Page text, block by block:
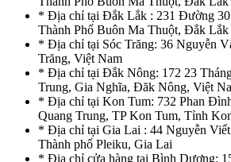
* Địa chỉ tại Đắk Lắk : 231 Đường
Thành Phố Buôn Ma Thuột, Đắk Lắk
* Địa chỉ tại Sóc Trăng: 36 Nguyễn
Trăng, Việt Nam
* Địa chỉ tại Đắk Nông: 172 23
Trung, Gia Nghĩa, Đăk Nông, Việt
* Địa chỉ tại Kon Tum: 732 Phan
Quang Trung, TP Kon Tum, Tỉnh
* Địa chỉ tại Gia Lai : 44 Nguyễn
Thành phố Pleiku, Gia Lai
* Địa chỉ cửa hàng tại Bình Dương: